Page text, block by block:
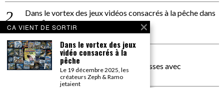
Dans le vortex des jeux vidéos consacrés à la pêchedans
PACÔME THIELLEMENT
La séance d’Hip Gnose
La Patrie
dans
On a parlé Dolce Vita et lutte des classes avec
Bernardino Femminielli
CA VIENT DE SORTIR
Dans le vortex des jeux
vidéo consacrés à la
pêche
Le 19 décembre 2025, les
créateurs Zeph & Ramo
jetaient